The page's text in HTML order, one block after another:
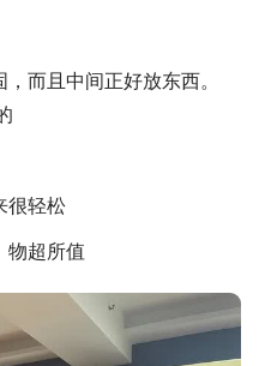
而且中间正好放东西。
很轻松
物超所值